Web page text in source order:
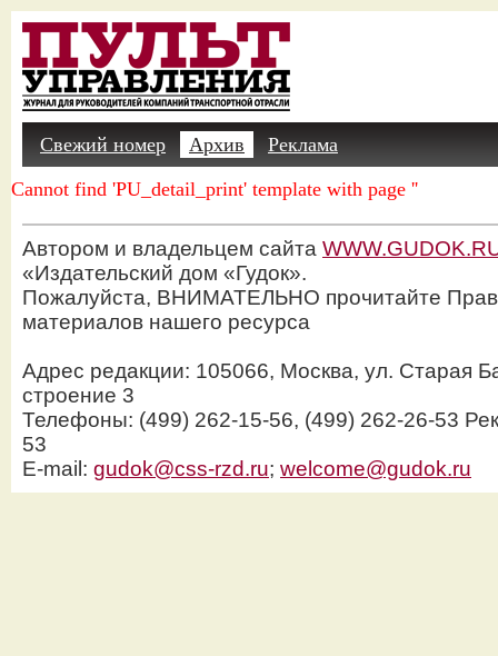
Свежий номер Архив
Реклама
Cannot find 'PU_detail_print' template with page ''
Автором и владельцем сайта
«Издательский дом «Гудок».
Пожалуйста, ВНИМАТЕЛЬНО прочитайте
материалов нашего ресурса
Адрес редакции: 105066, Москва, ул. Старая
строение 3
Телефоны: (499) 262-15-56, (499) 262-26-53
53
E-mail: gudok@css-rzd.ru; welcome@gudok.ru